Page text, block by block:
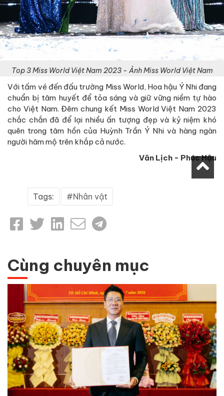
Top 3 Miss World Việt Nam 2023 - Ảnh Miss World Việt Nam
Với tấm vé đến đấu trường Miss World, Hoa hậu Ý Nhi đang
chuẩn bị tâm huyết để tỏa sáng và giữ vững niềm tự hào
cho Việt Nam. Đêm chung kết Miss World Việt Nam 2023
chắc chắn đã để lại nhiều ấn tượng đẹp và kỷ niệm khó
quên trong tâm hồn của Huỳnh Trần Ý Nhi và hàng ngàn
người hâm mộ trên khắp cả nước.
Văn Lịch - Phúc Hậu
Tags: Nhân vật
Cùng chuyên mục